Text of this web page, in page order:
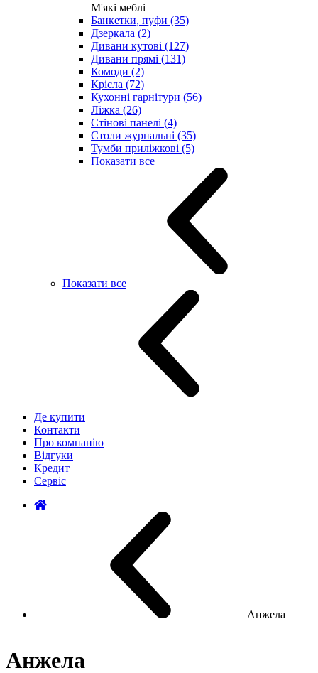
М'які меблі
Банкетки, пуфи (35)
Дзеркала (2)
Дивани кутові (127)
Дивани прямі (131)
Комоди (2)
Крісла (72)
Кухонні гарнітури (56)
Ліжка (26)
Стінові панелі (4)
Столи журнальні (35)
Тумби приліжкові (5)
Показати все
Показати все
Де купити
Контакти
Про компанію
Відгуки
Кредит
Сервіс
Анжела
Анжела